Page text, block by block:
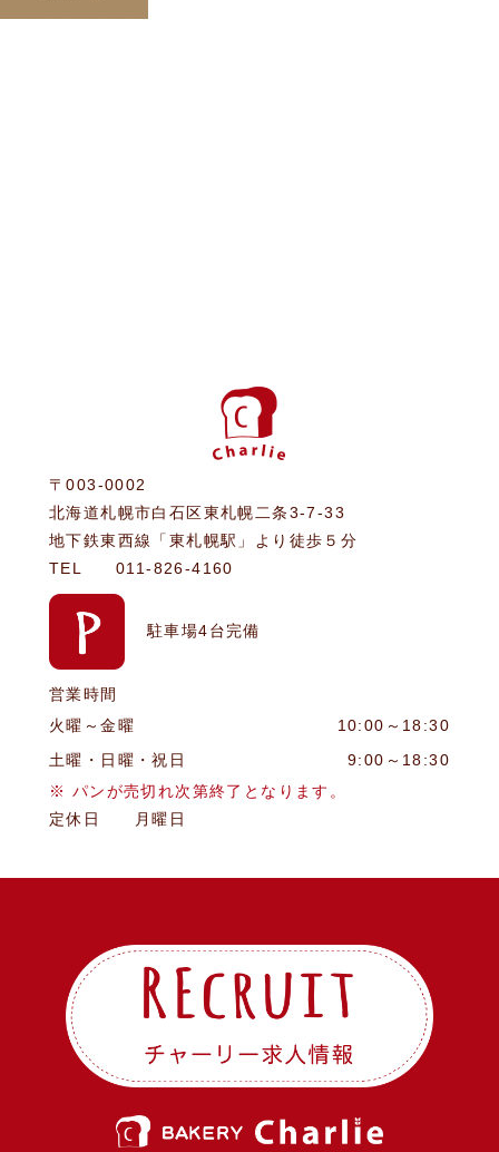
〒003-0002
北海道札幌市白石区東札幌二条3-7-33
地下鉄東西線「東札幌駅」より徒歩５分
TEL 011-826-4160
駐車場4台完備
営業時間
火曜～金曜
10:00～18:30
土曜・日曜・祝日
9:00～18:30
※ パンが売切れ次第終了となります。
定休日 月曜日